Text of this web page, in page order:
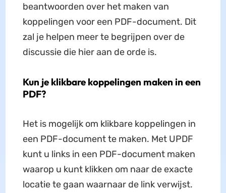
beantwoorden over het maken van
koppelingen voor een PDF-document. Dit
zal je helpen meer te begrijpen over de
discussie die hier aan de orde is.
Kun je klikbare koppelingen maken in een
PDF?
Het is mogelijk om klikbare koppelingen in
een PDF-document te maken. Met UPDF
kunt u links in een PDF-document maken
waarop u kunt klikken om naar de exacte
locatie te gaan waarnaar de link verwijst.